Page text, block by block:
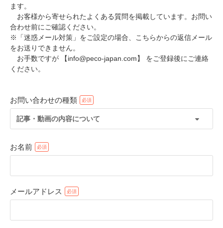
ます。
お客様から寄せられたよくある質問を掲載しています。お問い
合わせ前にご確認ください。
※「迷惑メール対策」をご設定の場合、こちらからの返信メール
をお送りできません。
お手数ですが 【info@peco-japan.com】 をご登録後にご連絡
ください。
お問い合わせの種類
記事・動画の内容について
お名前
メールアドレス